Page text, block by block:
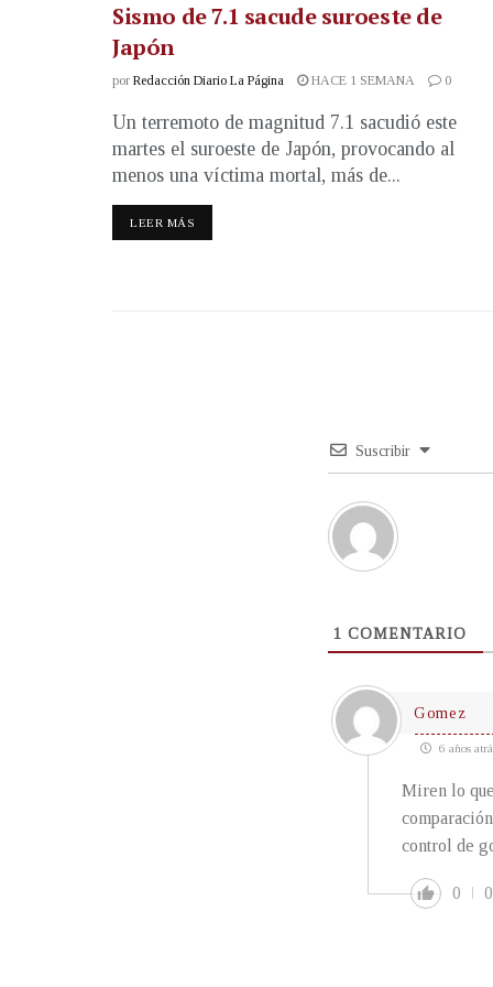
Sismo de 7.1 sacude suroeste de
Japón
por Redacción Diario La Página HACE 1 SEMANA 0
Un terremoto de magnitud 7.1 sacudió este
martes el suroeste de Japón, provocando al
menos una víctima mortal, más de...
LEER MÁS
Suscribir
1 COMENTARIO
Gomez
6 años
Miren lo
control de
0 0